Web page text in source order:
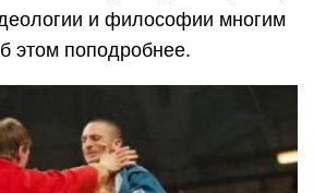
и философии многим
этом поподробнее.